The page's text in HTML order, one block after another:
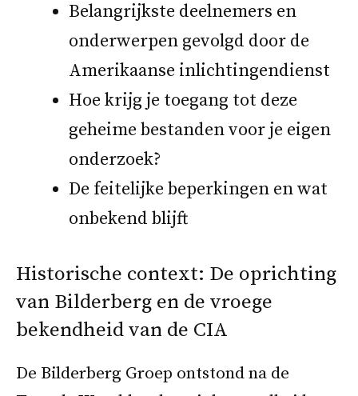
Belangrijkste deelnemers en
onderwerpen gevolgd door de
Amerikaanse inlichtingendienst
Hoe krijg je toegang tot deze
geheime bestanden voor je eigen
onderzoek?
De feitelijke beperkingen en wat
onbekend blijft
Historische context: De oprichting
van Bilderberg en de vroege
bekendheid van de CIA
De Bilderberg Groep ontstond na de